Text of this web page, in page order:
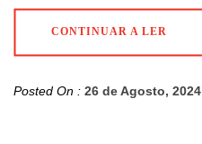
CONTINUAR A LER
Posted On : 26 de Agosto, 2024